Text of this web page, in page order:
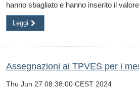
hanno sbagliato e hanno inserito il
Leggi
Assegnazioni ai TPVES per i
Thu Jun 27 08:38:00 CEST 2024